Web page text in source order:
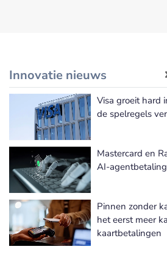
Innovatie nieuws
Visa groeit hard
de spelregels
Mastercard en
AI-
Pinnen zonder
het eerst meer
kaartbetalingen